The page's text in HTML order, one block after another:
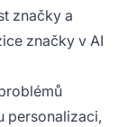
značky a
značky v AI
personalizaci,